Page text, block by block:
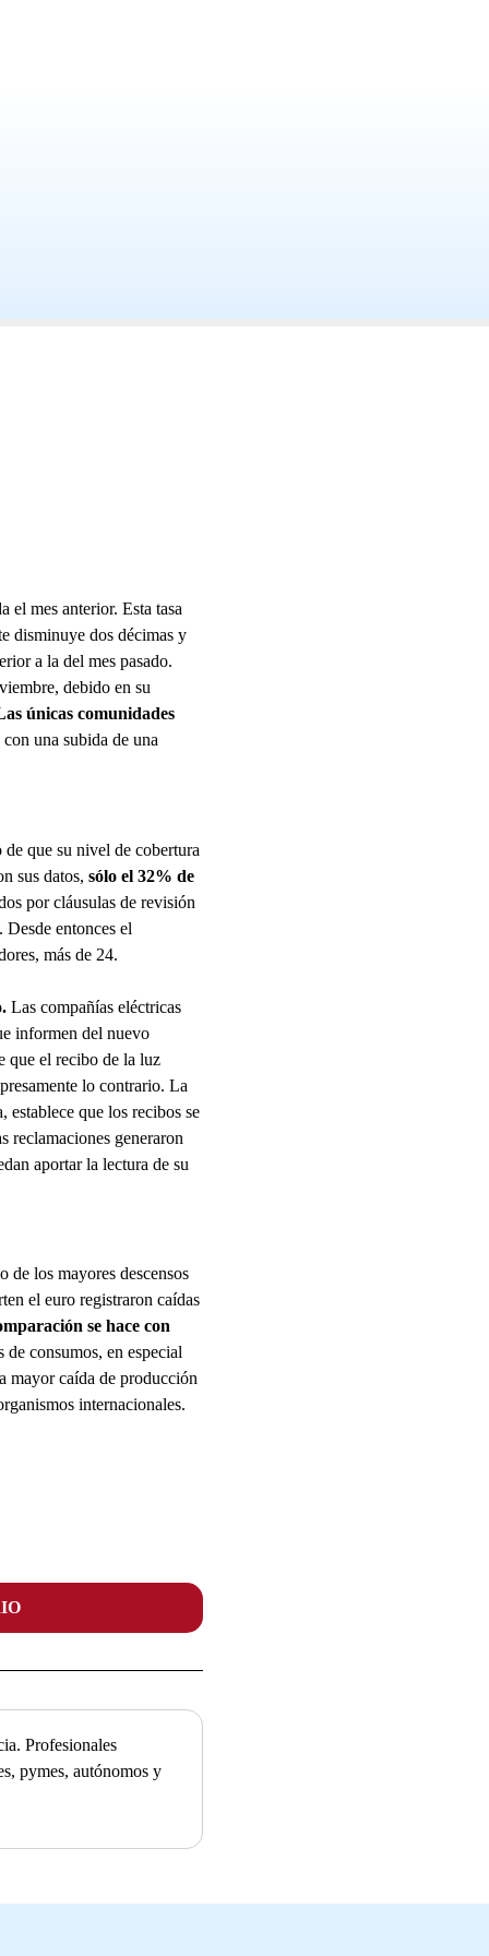
el mes anterior. Esta tasa
disminuye dos décimas y
a la del mes pasado.
debido en su
únicas comunidades
una subida de una
de que su nivel de cobertura
sus datos, sólo el 32% de
por cláusulas de revisión
entonces el
más de 24.
Las compañías eléctricas
informen del nuevo
que el recibo de la luz
lo contrario. La
que los recibos se
reclamaciones generaron
aportar la lectura de su
de los mayores descensos
el euro registraron caídas
se hace con
de consumos, en especial
mayor caída de producción
internacionales.
Profesionales
pymes, autónomos y